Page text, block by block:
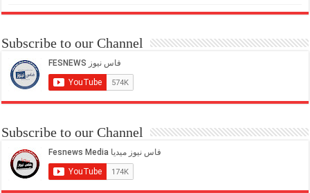
Subscribe to our Channel
Subscribe to our Channel